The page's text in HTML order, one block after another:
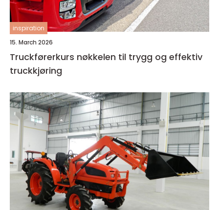
inspiration
15. March 2026
Truckførerkurs nøkkelen til trygg og effektiv
truckkjøring